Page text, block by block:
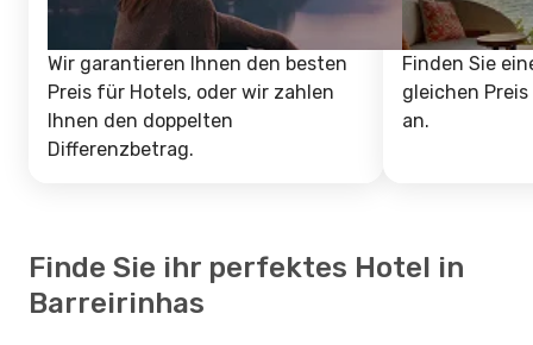
Wir garantieren Ihnen den besten
Preis für Hotels, oder wir zahlen
Ihnen den doppelten
Differenzbetrag.
Finden Sie
gleichen
an.
Finde Sie ihr perfektes Hotel in
Barreirinhas